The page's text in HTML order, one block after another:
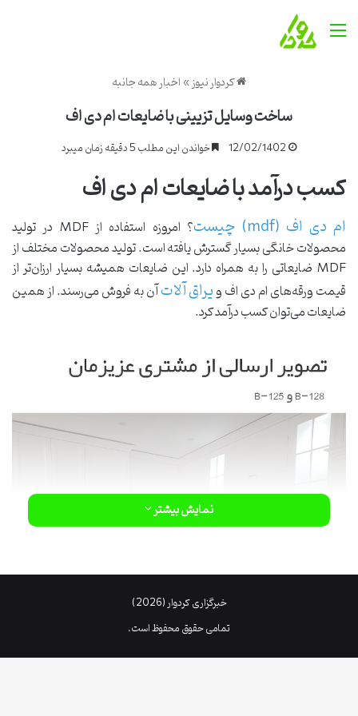
منو
کردوار نیوز»اخبار همه جانبه
ساخت وسایل تزیینی با ضایعات ام دی اف
12/02/1402 خواندن این مطلب 5 دقیقه زمان میبرد
کسب درآمد با ضایعات ام دی اف
ام دی اف (mdf) چیست
؟ امروزه استفاده از MDF در تولید
محصولات خانگی بسیار گسترش یافته است. تولید محصولات مختلف از
MDF ضایعاتی را به همراه دارد. این ضایعات همیشه بسیار ارزان‌تر از
قیمت ورقه‌های ام دی اف ویراق آلاتآن به فروش می‌رسند. از همین
ضایعات می‌توان کسب درآمد کرد.
نمایش بیشتر
خبرگزاری کردوار (2026)
تمامی حقوق محفوظ است.